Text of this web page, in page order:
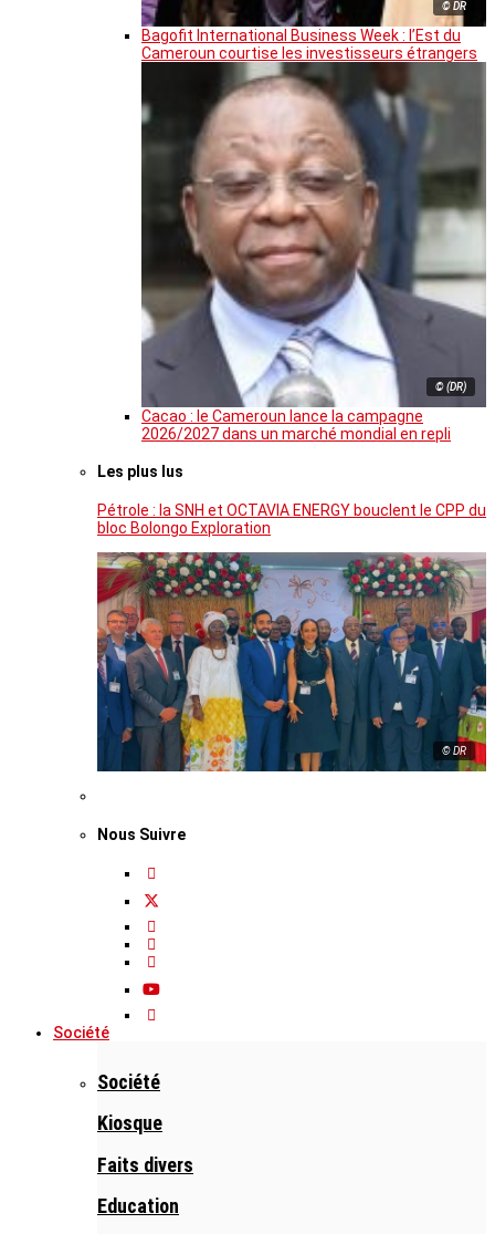
© DR
Bagofit International Business Week : l’Est du
Cameroun courtise les investisseurs étrangers
© (DR)
Cacao : le Cameroun lance la campagne
2026/2027 dans un marché mondial en repli
Les plus lus
Pétrole : la SNH et OCTAVIA ENERGY bouclent le CPP du
bloc Bolongo Exploration
© DR
Nous Suivre
Société
Société
Kiosque
Faits divers
Education